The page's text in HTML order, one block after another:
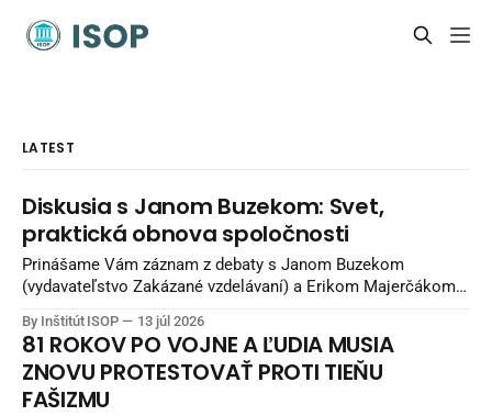
LATEST
Diskusia s Janom Buzekom: Svet,
praktická obnova spoločnosti
Prinášame Vám záznam z debaty s Janom Buzekom
(vydavateľstvo Zakázané vzdelávaní) a Erikom Majerčákom
nadväzuje na debatu zo staršieho obdobia a pokračuje
potom aj unikátnymi pohľadmi Jana Buzeka - čo sa snažiť
robiť, aby sme žili lepšie. Diskusia sa nahrávala v Reštaurácii
Kozlovňa v Košiciach.
By Inštitút ISOP 13 júl 2026
81 ROKOV PO VOJNE A ĽUDIA MUSIA
ZNOVU PROTESTOVAŤ PROTI TIEŇU
FAŠIZMU